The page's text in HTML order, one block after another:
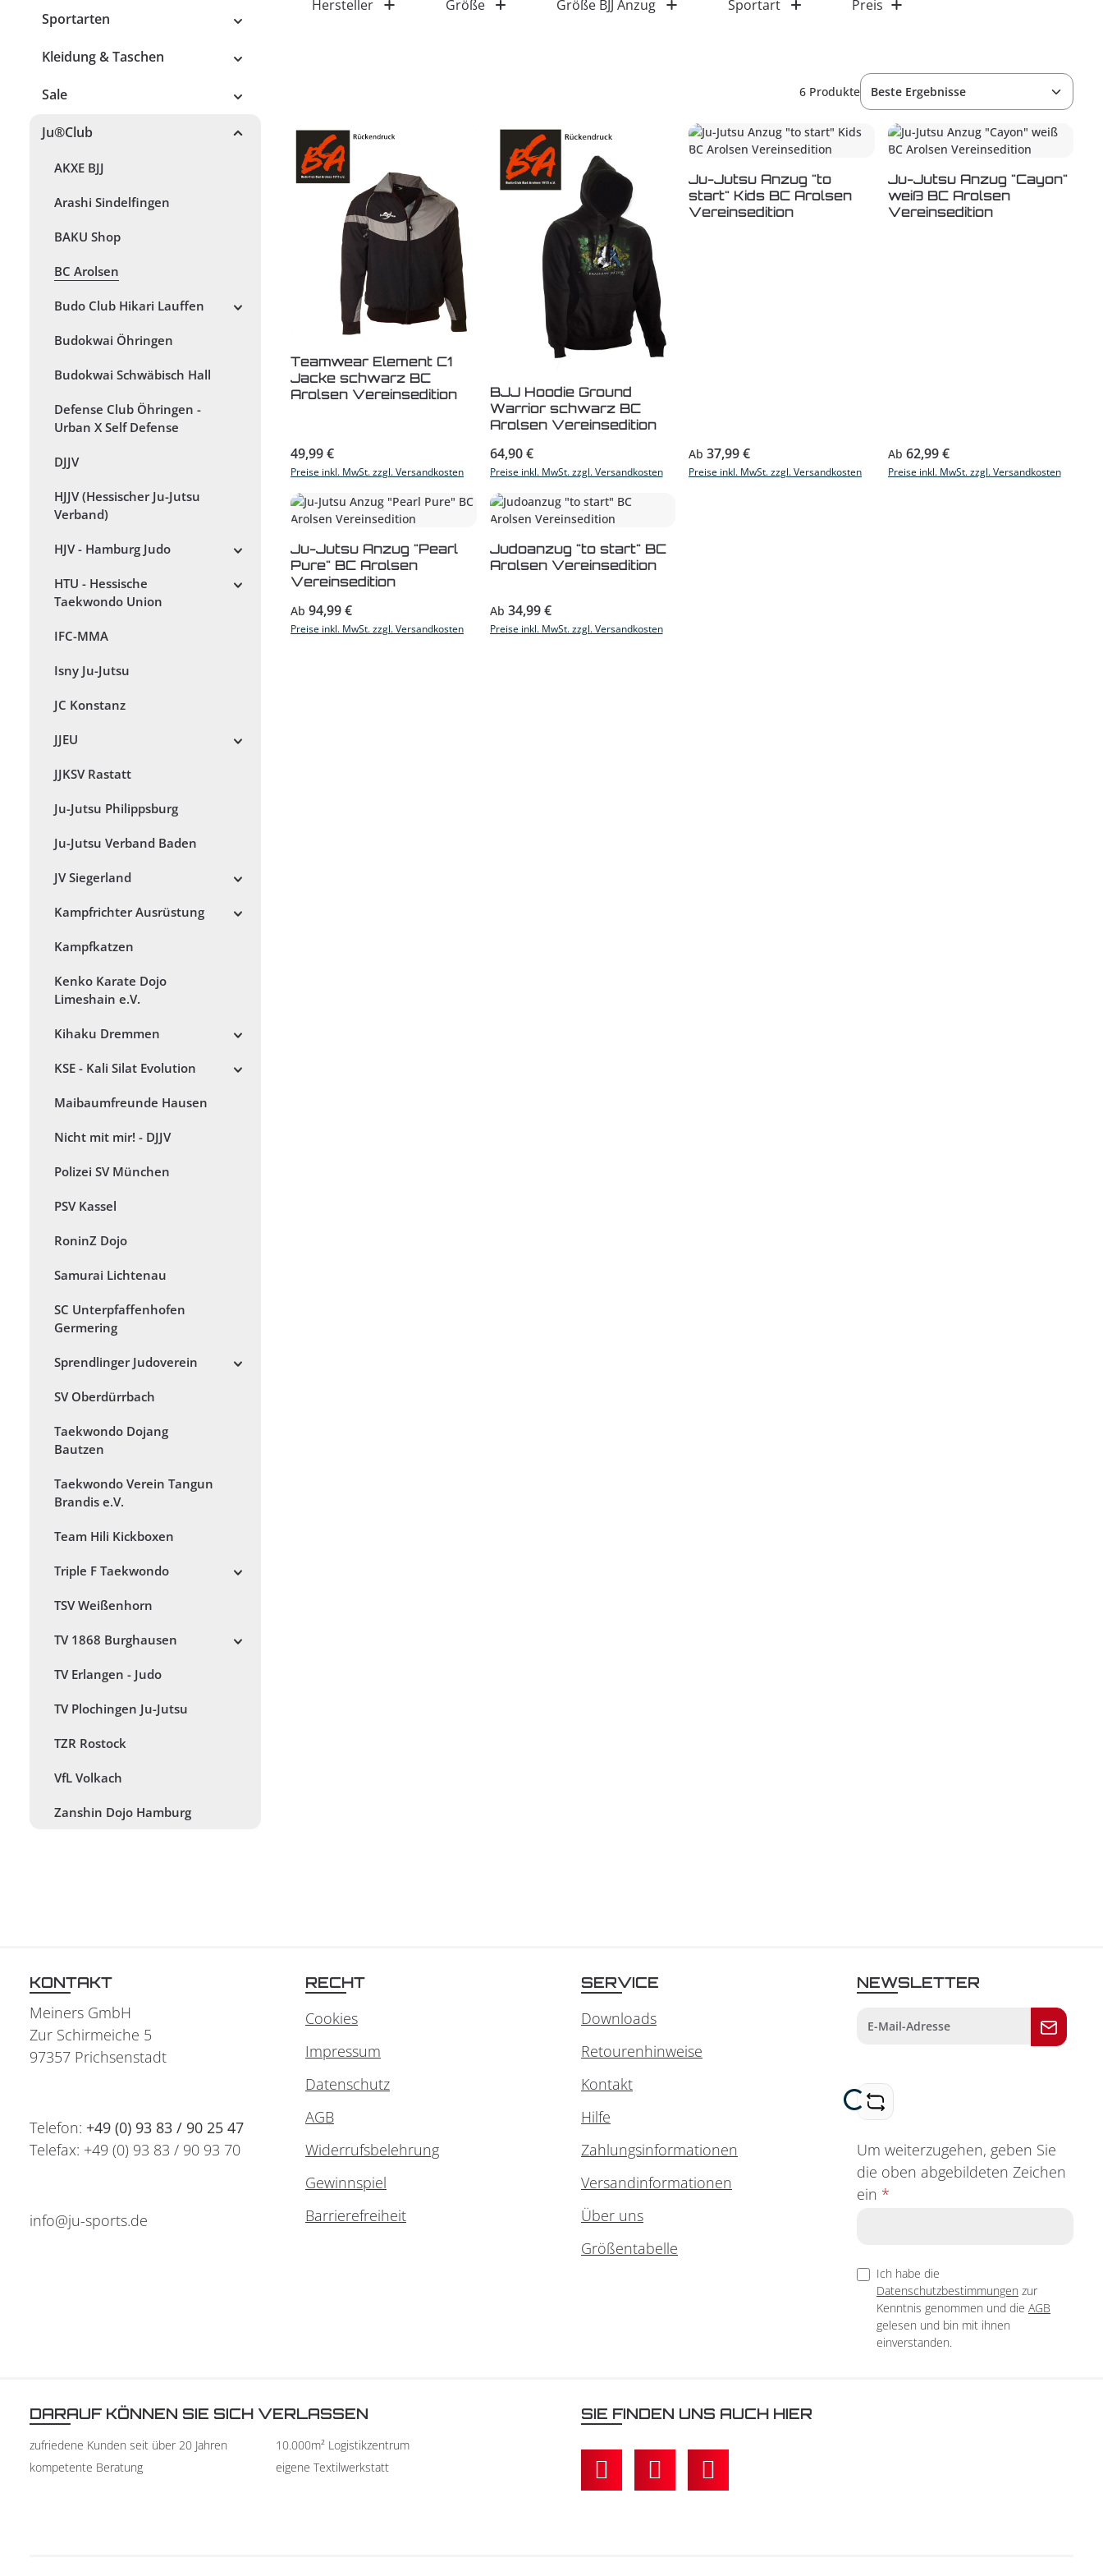
Sportarten
Kleidung & Taschen
Sale
Ju®Club
AKXE BJJ
Arashi Sindelfingen
BAKU Shop
BC Arolsen
Budo Club Hikari Lauffen
Budokwai Öhringen
Budokwai Schwäbisch Hall
Defense Club Öhringen -
Urban X Self Defense
DJJV
HJJV (Hessischer Ju-Jutsu
Verband)
HJV - Hamburg Judo
HTU - Hessische
Taekwondo Union
IFC-MMA
Isny Ju-Jutsu
JC Konstanz
JJEU
JJKSV Rastatt
Ju-Jutsu Philippsburg
Ju-Jutsu Verband Baden
JV Siegerland
Kampfrichter Ausrüstung
Kampfkatzen
Kenko Karate Dojo
Limeshain e.V.
Kihaku Dremmen
KSE - Kali Silat Evolution
Maibaumfreunde Hausen
Nicht mit mir! - DJJV
Polizei SV München
PSV Kassel
RoninZ Dojo
Samurai Lichtenau
SC Unterpfaffenhofen
Germering
Sprendlinger Judoverein
SV Oberdürrbach
Taekwondo Dojang
Bautzen
Taekwondo Verein Tangun
Brandis e.V.
Team Hili Kickboxen
Triple F Taekwondo
TSV Weißenhorn
TV 1868 Burghausen
TV Erlangen - Judo
TV Plochingen Ju-Jutsu
TZR Rostock
VfL Volkach
Zanshin Dojo Hamburg
Hersteller Größe Größe BJJ Anzug Sportart Preis
6 Produkte
Teamwear Element C1
Jacke schwarz BC
Arolsen Vereinsedition
Regulärer Preis:
49,99 €
Preise inkl. MwSt. zzgl. Versandkosten
BJJ Hoodie Ground
Warrior schwarz BC
Arolsen Vereinsedition
Regulärer Preis:
64,90 €
Preise inkl. MwSt. zzgl. Versandkosten
Ju-Jutsu Anzug "to
start" Kids BC Arolsen
Vereinsedition
Regulärer Preis:
Ab 37,99 €
Preise inkl. MwSt. zzgl. Versandkosten
Ju-Jutsu Anzug "Cayon"
weiß BC Arolsen
Vereinsedition
Regulärer Preis:
Ab 62,99 €
Preise inkl. MwSt. zzgl. Versandkosten
Ju-Jutsu Anzug "Pearl
Pure" BC Arolsen
Vereinsedition
Regulärer Preis:
Ab 94,99 €
Preise inkl. MwSt. zzgl. Versandkosten
Judoanzug "to start" BC
Arolsen Vereinsedition
Regulärer Preis:
Ab 34,99 €
Preise inkl. MwSt. zzgl. Versandkosten
KONTAKT
Meiners GmbH
Zur Schirmeiche 5
97357 Prichsenstadt
Telefon: +49 (0) 93 83 / 90 25 47
Telefax: +49 (0) 93 83 / 90 93 70
info@ju-sports.de
RECHT
Cookies
Impressum
Datenschutz
AGB
Widerrufsbelehrung
Gewinnspiel
Barrierefreiheit
SERVICE
Downloads
Retourenhinweise
Kontakt
Hilfe
Zahlungsinformationen
Versandinformationen
Über uns
Größentabelle
NEWSLETTER
Loading...
Um weiterzugehen, geben Sie
die oben abgebildeten Zeichen
ein *
Ich habe die
Datenschutzbestimmungen zur
Kenntnis genommen und die AGB
gelesen und bin mit ihnen
einverstanden.
DARAUF KÖNNEN SIE SICH VERLASSEN
zufriedene Kunden seit über 20 Jahren
10.000m² Logistikzentrum
kompetente Beratung
eigene Textilwerkstatt
SIE FINDEN UNS AUCH HIER